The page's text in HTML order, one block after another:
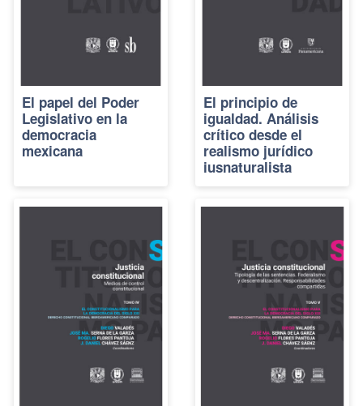
El papel del Poder
Legislativo en la
democracia
mexicana
El principio de
igualdad. Análisis
crítico desde el
realismo jurídico
iusnaturalista